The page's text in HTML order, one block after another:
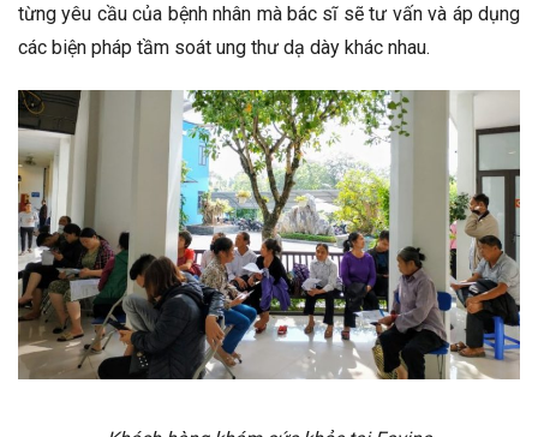
từng yêu cầu của bệnh nhân mà bác sĩ sẽ tư vấn và áp dụng
các biện pháp tầm soát ung thư dạ dày khác nhau.